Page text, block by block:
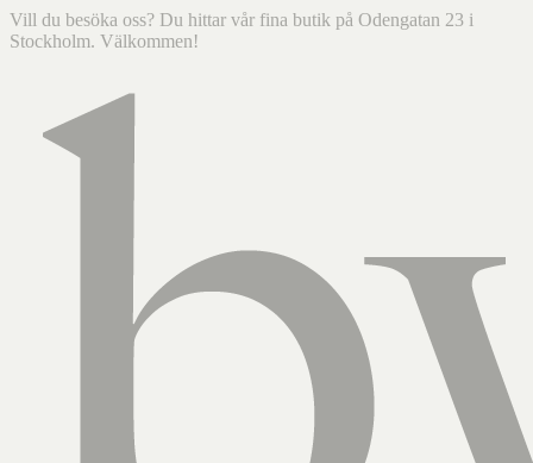
Vill du besöka oss? Du hittar vår fina butik på Odengatan 23 i
Stockholm. Välkommen!